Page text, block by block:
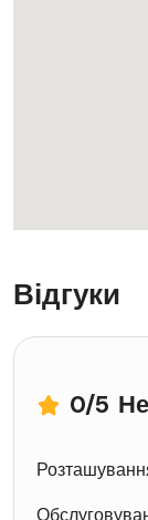
Відгуки
0/5